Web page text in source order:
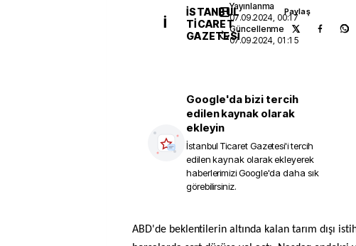
İ
İSTANBUL
TICARET
GAZETESI
Yayınlanma
07.09.2024, 00:17
Güncellenme
07.09.2024, 01:15
Paylaş
Google'da bizi tercih
edilen kaynak olarak
ekleyin
İstanbul Ticaret Gazetesi'i tercih
edilen kaynak olarak ekleyerek
haberlerimizi Google'da daha sık
görebilirsiniz.
ABD'de beklentilerin altında kalan tarım dışı istihdam verileri